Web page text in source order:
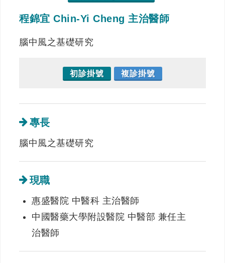
程錦宜 Chin-Yi Cheng 主治醫師
腦中風之基礎研究
初診掛號 複診掛號
專長
腦中風之基礎研究
現職
惠盛醫院 中醫科 主治醫師
中國醫藥大學附設醫院 中醫部 兼任主
治醫師